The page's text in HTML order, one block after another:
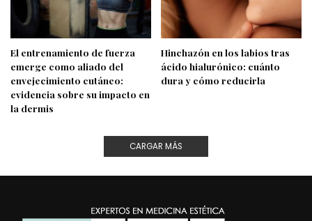
El entrenamiento de fuerza
emerge como aliado del
envejecimiento cutáneo:
evidencia sobre su impacto en
la dermis
Hinchazón en los labios tras
ácido hialurónico: cuánto
dura y cómo reducirla
CARGAR MÁS